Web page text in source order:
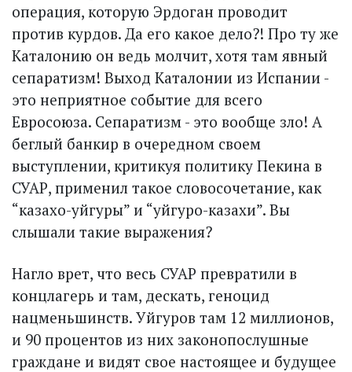
операция, которую Эрдоган проводит
против курдов. Да его какое дело?! Про ту же
Каталонию он ведь молчит, хотя там явный
сепаратизм! Выход Каталонии из Испании -
это неприятное событие для всего
Евросоюза. Сепаратизм - это вообще зло! А
беглый банкир в очередном своем
выступлении, критикуя политику Пекина в
СУАР, применил такое словосочетание, как
“казахо-уйгуры” и “уйгуро-казахи”. Вы
слышали такие выражения?
Нагло врет, что весь СУАР превратили в
концлагерь и там, дескать, геноцид
нацменьшинств. Уйгуров там 12 миллионов,
и 90 процентов из них законопослушные
граждане и видят свое настоящее и будущее